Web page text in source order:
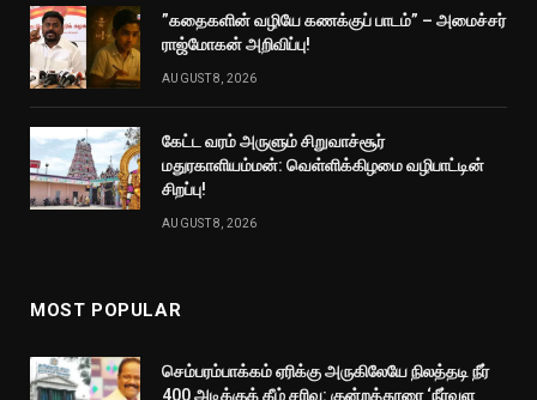
”கதைகளின் வழியே கணக்குப் பாடம்” – அமைச்சர்
ராஜ்மோகன் அறிவிப்பு!
AUGUST 8, 2026
கேட்ட வரம் அருளும் சிறுவாச்சூர்
மதுரகாளியம்மன்: வெள்ளிக்கிழமை வழிபாட்டின்
சிறப்பு!
AUGUST 8, 2026
MOST POPULAR
செம்பரம்பாக்கம் ஏரிக்கு அருகிலேயே நிலத்தடி நீர்
400 அடிக்குக் கீழ் சரிவு: குன்றத்தூரை ‘நீர்வள